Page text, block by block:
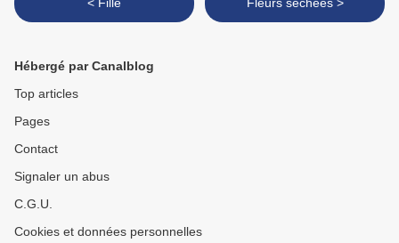
Hébergé par Canalblog
Top articles
Pages
Contact
Signaler un abus
C.G.U.
Cookies et données personnelles